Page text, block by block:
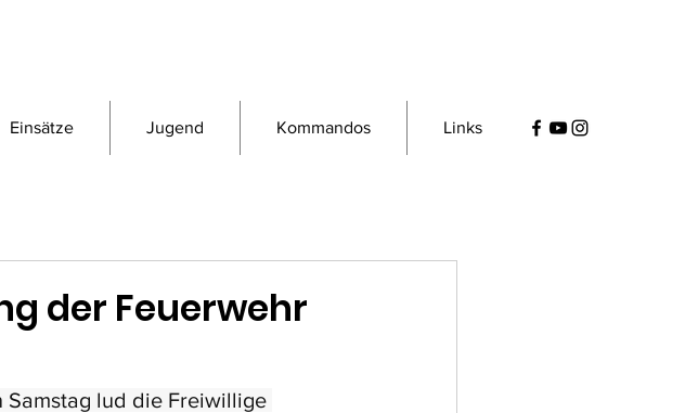
Einsätze Jugend Kommandos Links
der Feuerwehr
Samstag lud die Freiwillige